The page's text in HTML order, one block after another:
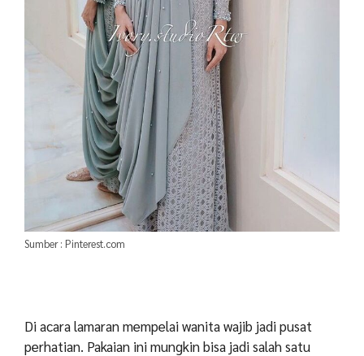
Sumber : Pinterest.com
Di acara lamaran mempelai wanita wajib jadi pusat
perhatian. Pakaian ini mungkin bisa jadi salah satu